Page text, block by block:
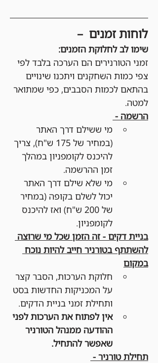
לוחות זמנים  –
שימו לב לחלוקת הזמנים:
זמני הטורנירים הם הערכה בלבד לפי
צפי כמות השחקנים ויתכנו שינויים
בהתאם לכמות הסבבים, כפי שמתואר
למטה.
הרשמה -
מי ששילם דרך האתר
(במחיר של 175 ש"ח), צריך
להיכנס לקומפניון במהלך
זמן ההרשמה.
מי שלא שילם דרך האתר
יכול לשלם בקופה (במחיר
של 200 ש"ח) ואז להיכנס
לקומפניון.
בניית דקים - זה הזמן שכל מי שרוצה
להשתתף בטורניר חייב להיות נוכח
במקום
חלוקת הערכות, הסבר קצר
על המכניקות החדשות בסט
ותחילת זמני בניית הדקים.
אין לפתוח את הערכות לפני
ההודעה ממנהל הטורניר
שאפשר להתחיל.
תחילת טורניר -